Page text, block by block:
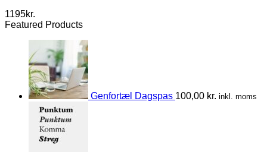
1195kr.
Featured Products
Genfortæl Dagspas 100,00 kr. inkl. moms